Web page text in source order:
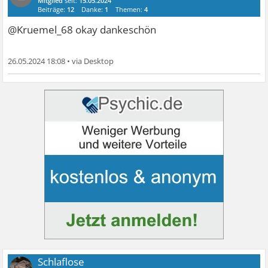
Beiträge: 12 Danke: 1 Themen:4
@Kruemel_68 okay dankeschön
26.05.2024 18:08 •
Schlaflose